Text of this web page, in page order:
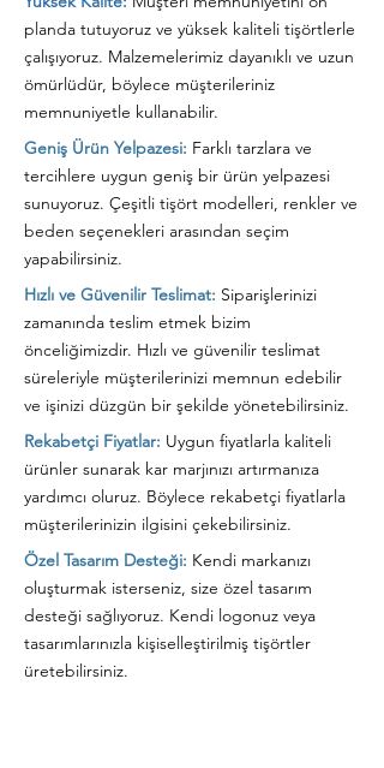
planda tutuyoruz ve yüksek kaliteli tişörtlerle
çalışıyoruz. Malzemelerimiz dayanıklı ve uzun
ömürlüdür, böylece müşterileriniz
memnuniyetle kullanabilir.
Geniş Ürün Yelpazesi: Farklı tarzlara ve
tercihlere uygun geniş bir ürün yelpazesi
sunuyoruz. Çeşitli tişört modelleri, renkler ve
beden seçenekleri arasından seçim
yapabilirsiniz.
Hızlı ve Güvenilir Teslimat: Siparişlerinizi
zamanında teslim etmek bizim
önceliğimizdir. Hızlı ve güvenilir teslimat
süreleriyle müşterilerinizi memnun edebilir
ve işinizi düzgün bir şekilde yönetebilirsiniz.
Rekabetçi Fiyatlar: Uygun fiyatlarla kaliteli
ürünler sunarak kar marjınızı artırmanıza
yardımcı oluruz. Böylece rekabetçi fiyatlarla
müşterilerinizin ilgisini çekebilirsiniz.
Özel Tasarım Desteği: Kendi markanızı
oluşturmak isterseniz, size özel tasarım
desteği sağlıyoruz. Kendi logonuz veya
tasarımlarınızla kişiselleştirilmiş tişörtler
üretebilirsiniz.